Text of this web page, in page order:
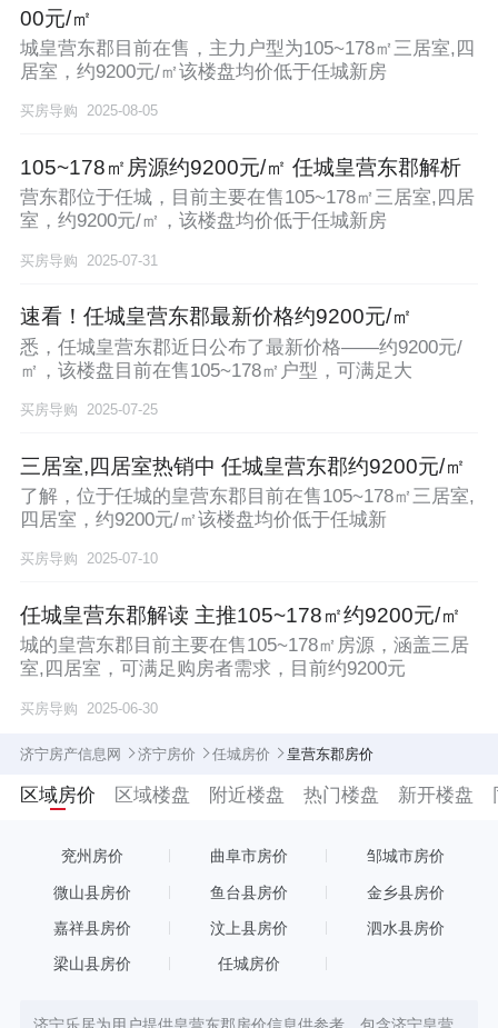
00元/㎡
城皇营东郡目前在售，主力户型为105~178㎡三居室,四
居室，约9200元/㎡该楼盘均价低于任城新房
买房导购 2025-08-05
105~178㎡房源约9200元/㎡ 任城皇营东郡解析
营东郡位于任城，目前主要在售105~178㎡三居室,四居
室，约9200元/㎡，该楼盘均价低于任城新房
买房导购 2025-07-31
速看！任城皇营东郡最新价格约9200元/㎡
悉，任城皇营东郡近日公布了最新价格——约9200元/
㎡，该楼盘目前在售105~178㎡户型，可满足大
买房导购 2025-07-25
三居室,四居室热销中 任城皇营东郡约9200元/㎡
了解，位于任城的皇营东郡目前在售105~178㎡三居室,
四居室，约9200元/㎡该楼盘均价低于任城新
买房导购 2025-07-10
任城皇营东郡解读 主推105~178㎡约9200元/㎡
城的皇营东郡目前主要在售105~178㎡房源，涵盖三居
室,四居室，可满足购房者需求，目前约9200元
买房导购 2025-06-30
济宁房产信息网 济宁房价 任城房价 皇营东郡房价
区域房价 区域楼盘 附近楼盘 热门楼盘 新开楼盘
兖州房价 曲阜市房价 邹城市房价
微山县房价 鱼台县房价 金乡县房价
嘉祥县房价 汶上县房价 泗水县房价
梁山县房价 任城房价